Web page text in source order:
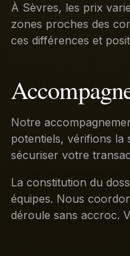
À Sèvres, les prix
zones proches des
ces différences et
Notre
potentiels, vérifions la
sécuriser votre
La constitution du
équipes. Nous
déroule sans accroc.